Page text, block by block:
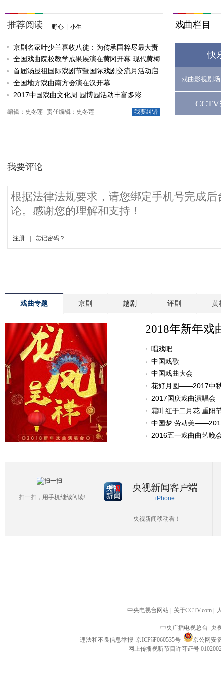
推荐阅读 野心 小生
京剧名家叶少兰喜收八徒：为传承国粹尽最大责
任
全国戏曲院校教学成果展演在黄冈开幕 现代黄梅
戏《槐花谣》倾情..
首届汤显祖国际戏剧节暨国际戏剧交流月活动启
动
全国地方戏曲南方会演在汉开幕
2017中国戏曲文化周 园博园活动丰富多彩
我要纠错
编辑：史冬莲 责任编辑：史冬莲
戏曲栏目
快
戏曲影视剧场
戏曲专题 京剧 越剧 评剧 黄
2018年新年戏
唱戏吧
中国戏歌
中国戏曲大会
花好月圆——2017中
2017国庆戏曲演唱会
霜叶红于二月花 重阳
中国梦 劳动美
2016五一戏曲曲艺晚
扫一扫，用手机继续阅读!
央视新闻客户端
iPhone
央视新闻移动看！
中央电视台网站 关于CCTV.com
中央广播电视总台 央
违法和不良信息举报 京ICP证060535号
京公网安
网上传播视听节目许可证号